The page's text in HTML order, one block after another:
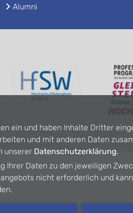
Alumni
ein und haben Inhalte Dritter
und mit anderen Daten
unserer Datenschutzerklärung.
Ihrer Daten zu den jeweiligen
nicht erforderlich und